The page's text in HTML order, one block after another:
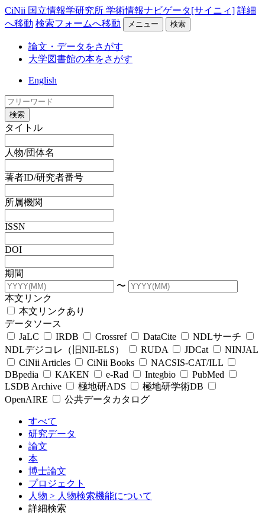
CiNii 国立情報学研究所 学術情報ナビゲータ[サイニィ] 詳細
へ移動 検索フォームへ移動 メニュー 検索
論文・データをさがす
大学図書館の本をさがす
English
検索
タイトル
人物/団体名
著者ID/研究者番号
所属機関
ISSN
DOI
期間
〜
本文リンク
本文リンクあり
データソース
JaLC
IRDB Crossref DataCite
NDLサーチ
NDLデジコレ（旧NII-ELS）
RUDA JDCat
NINJAL
CiNii Articles
CiNii Books
NACSIS-CAT/ILL
DBpedia
KAKEN e-Rad Integbio
PubMed
LSDB Archive
極地研ADS
極地研学術DB
OpenAIRE
公共データカタログ
すべて
研究データ
論文
本
博士論文
プロジェクト
人物 > 人物検索機能について
詳細検索